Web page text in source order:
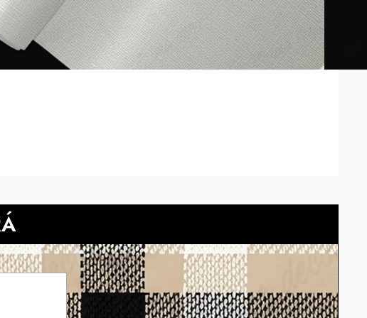
eligiendo el material.